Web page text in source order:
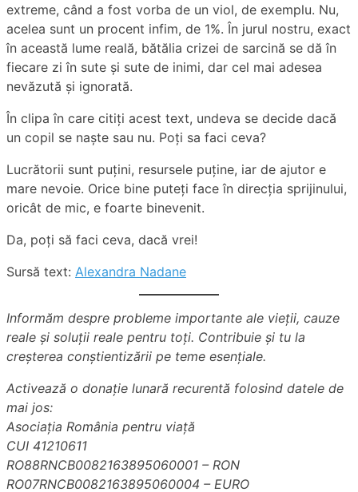
extreme, când a fost vorba de un viol, de exemplu. Nu,
acelea sunt un procent infim, de 1%. În jurul nostru, exact
în această lume reală, bătălia crizei de sarcină se dă în
fiecare zi în sute și sute de inimi, dar cel mai adesea
nevăzută și ignorată.
În clipa în care citiți acest text, undeva se decide dacă
un copil se naște sau nu. Poți sa faci ceva?
Lucrătorii sunt puțini, resursele puține, iar de ajutor e
mare nevoie. Orice bine puteți face în direcția sprijinului,
oricât de mic, e foarte binevenit.
Da, poți să faci ceva, dacă vrei!
Sursă text: Alexandra Nadane
Informăm despre probleme importante ale vieții, cauze
reale și soluții reale pentru toți. Contribuie și tu la
creșterea conștientizării pe teme esențiale.
Activează o donație lunară recurentă folosind datele de
mai jos:
Asociația România pentru viață
CUI 41210611
RO88RNCB0082163895060001 – RON
RO07RNCB0082163895060004 – EURO